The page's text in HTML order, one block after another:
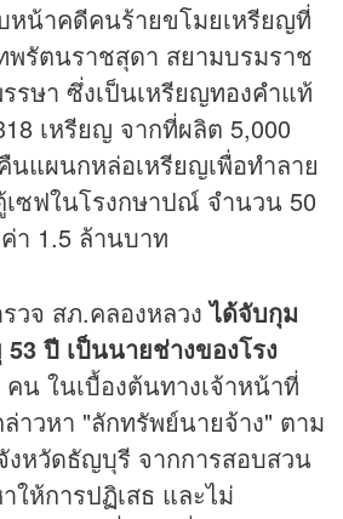
หน้าคดีคนร้ายขโมยเหรียญที่
พรัตนราชสุดา สยามบรมราช
รษา ซึ่งเป็นเหรียญทองคำแท้
เหรียญ จากที่ผลิต 5,000
นแผนกหล่อเหรียญเพื่อทำลาย
ซฟในโรงกษาปณ์ จำนวน 50
า 1.5 ล้านบาท
วจ สภ.คลองหลวงได้จับกุม
ปี เป็นนายช่างของโรง
น ในเบื้องต้นทางเจ้าหน้าที่
าวหา "ลักทรัพย์นายจ้าง" ตาม
หวัดธัญบุรี จากการสอบสวน
ให้การปฏิเสธ และไม่